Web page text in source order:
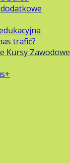
trafić?
Kursy Zawodowe